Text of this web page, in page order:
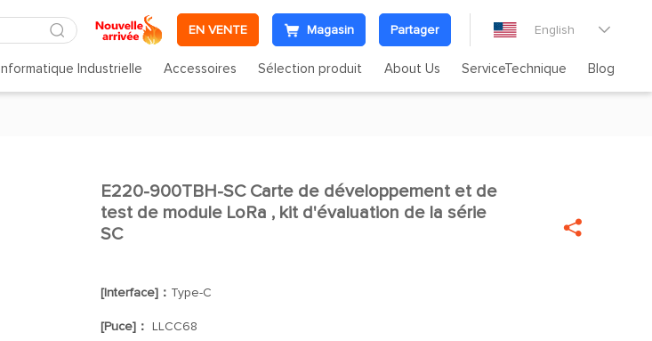
EN VENTE Magasin Partager English 
Informatique Industrielle Accessoires Sélection produit About Us ServiceTechnique Blog

E220-900TBH-SC Carte de développement et de
test de module LoRa , kit d'évaluation de la série
SC

[Interface]： Type-C
[Puce]： LLCC68